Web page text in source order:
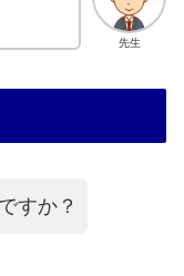
先生
すか？